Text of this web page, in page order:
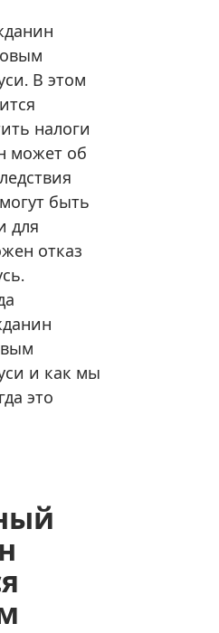
В этом
налоги
может об
быть
для
отказ
и как мы
это